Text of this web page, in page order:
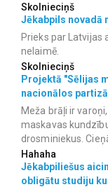
Skolnieciņš
Jēkabpils novadā
Prieks par Latvijas
nelaimē.
Skolnieciņš
Projektā "Sēlijas
nacionālos
Meža brāļi ir
maskavas
drosminiekus.
Hahaha
Jēkabpiliešus
obligātu studiju